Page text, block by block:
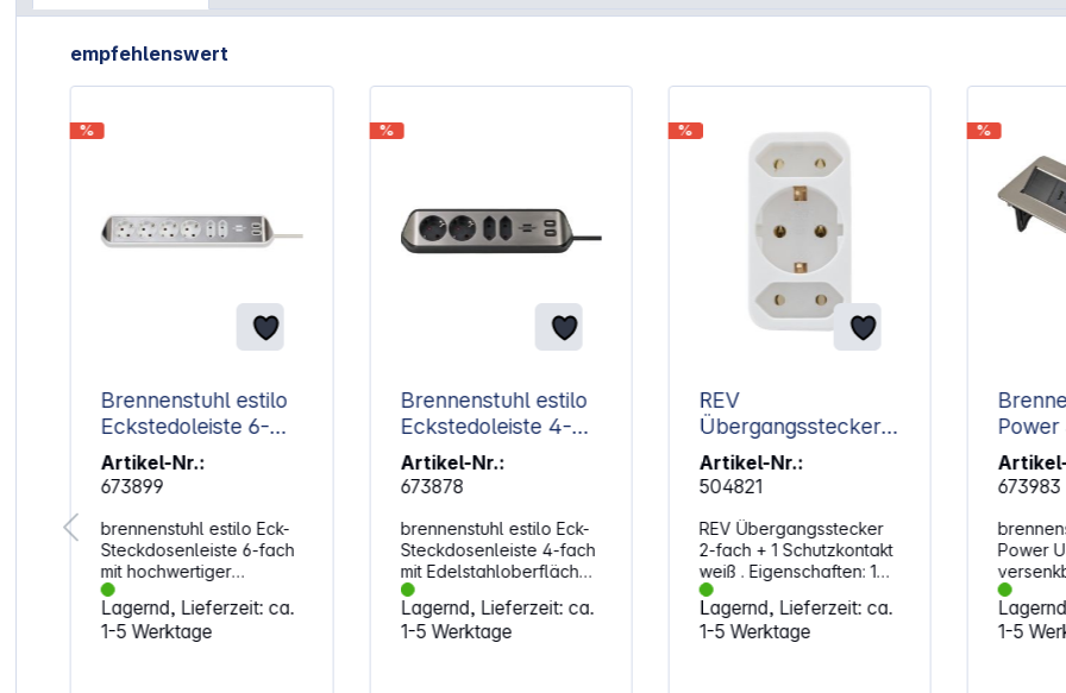
Artikelgalerie überspringen
empfehlenswert
%
Brennenstuhl estilo
Eckstedoleiste 6-
fach weiß
Artikel-Nr.:
673899
brennenstuhl estilo Eck-
Steckdosenleiste 6-fach
mit hochwertiger
Edelstahloberfläche für
Küche und Büro. Die
kompakte brennenstuhl
Lagernd, Lieferzeit: ca.
1-5 Werktage
%
Brennenstuhl estilo
Eckstedoleiste 4-
fach schwarz
Artikel-Nr.:
673878
brennenstuhl estilo Eck-
Steckdosenleiste 4-fach
mit Edelstahloberfläche
für Küche und Büro.
Eigenschaften: Stabile
Küchensteckdose mit
Lagernd, Lieferzeit: ca.
1-5 Werktage
%
REV
Übergangsstecker
2-fach + 1
Schutzkontakt weiß
Artikel-Nr.:
504821
REV Übergangsstecker
2-fach + 1 Schutzkontakt
weiß . Eigenschaften: 1
Schutzkontakt- und 2
Eurosteckdosen 16 A,
250 V~, 3500 W
Lagernd, Lieferzeit: ca.
1-5 Werktage
%
Power 3-fach + 2x
USB
673983
Power
Ideal
1-5